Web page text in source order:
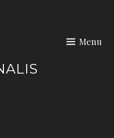
Menu